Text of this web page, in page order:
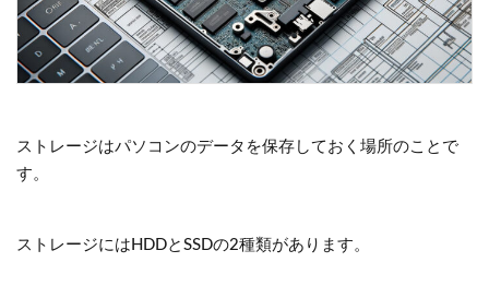
ストレージはパソコンのデータを保存しておく場所のことで
す。
ストレージにはHDDとSSDの2種類があります。